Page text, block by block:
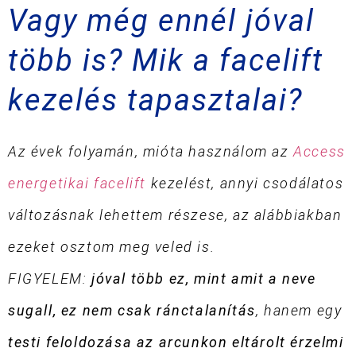
Vagy még ennél jóval
több is? Mik a facelift
kezelés tapasztalai?
Az évek folyamán, mióta használom azAccess
energetikai facelift kezelést, annyi csodálatos
változásnak lehettem részese, az alábbiakban
ezeket osztom meg veled is.
FIGYELEM: jóval több ez, mint amit a neve
sugall, ez nem csak ránctalanítás, hanem egy
testi feloldozása az arcunkon eltárolt érzelmi